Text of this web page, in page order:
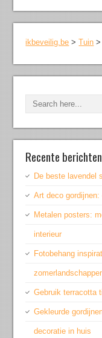
ikbeveilig.be >Tuin
Recente berichten
De beste lavendel
Art deco
Metalen posters:
interieur
Fotobehang
Gebruik terracotta
Gekleurde
decoratie in huis